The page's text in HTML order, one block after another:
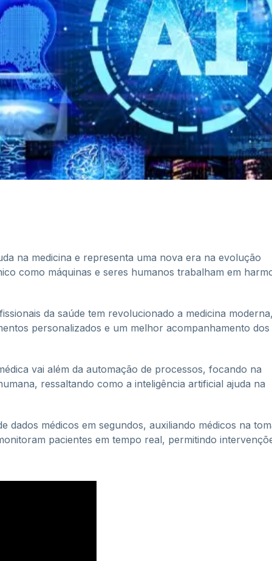
na medicina e representa uma nova era na evolução
como máquinas e seres humanos trabalham em
da saúde tem revolucionado a medicina moderna,
personalizados e um melhor acompanhamento dos
vai além da automação de processos, focando na
ressaltando como a inteligência artificial ajuda na
dados médicos em segundos, auxiliando médicos na
pacientes em tempo real, permitindo